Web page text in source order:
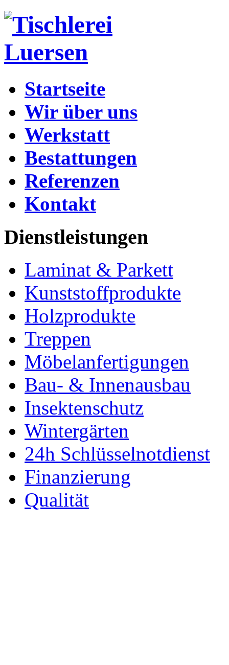
Startseite
Wir über uns
Werkstatt
Bestattungen
Referenzen
Kontakt
Dienstleistungen
Laminat & Parkett
Kunststoffprodukte
Holzprodukte
Treppen
Möbelanfertigungen
Bau- & Innenausbau
Insektenschutz
Wintergärten
24h Schlüsselnotdienst
Finanzierung
Qualität